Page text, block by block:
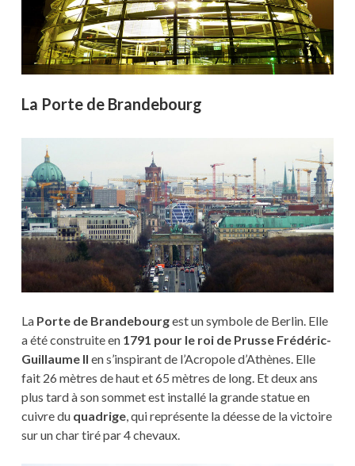
La Porte de Brandebourg
La Porte de Brandebourgest un symbole de Berlin. Elle
a été construite en 1791 pour le roi de Prusse Frédéric-
Guillaume II en s’inspirant de l’Acropole d’Athènes. Elle
fait 26 mètres de haut et65 mètres de long. Et deux ans
plus tard à son sommet est installé la grande statue en
cuivre du quadrige, qui représente la déesse de la victoire
sur un char tiré par 4 chevaux.